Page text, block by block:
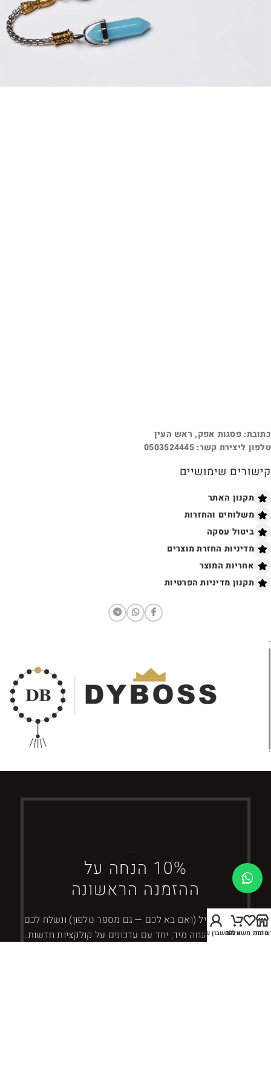
כתובת: פסגות אפק, ראש העין
טלפון ליצירת קשר: 0503524445
קישורים שימושיים
תקנון האתר
משלוחים והחזרות
ביטול עסקה
מדיניות החזרת מוצרים
אחריות המוצר
תקנון מדיניות הפרטיות
10% הנחה על
ההזמנה הראשונה
השאירו מייל (ואם בא לכם — גם מספר טלפון) ונשלח לכם
את קוד ההנחה מיד, יחד עם עדכונים על קולקציות חדשות.
חנות משאלות
עגלה
החשבון שלי